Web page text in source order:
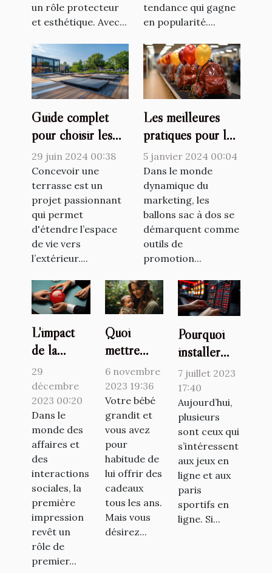
un rôle protecteur
et esthétique. Avec...
tendance qui gagne
en popularité....
Guide complet
pour choisir les
meilleurs supports
de terrasse selon
le type de sol
29 juin 2024 00:38
Concevoir une
terrasse est un
projet passionnant
qui permet
d'étendre l’espace
de vie vers
l’extérieur....
Les meilleures
pratiques pour le
stockage et la
maintenance des
ballons sac à dos
marketing
5 janvier 2024 00:04
Dans le monde
dynamique du
marketing, les
ballons sac à dos se
démarquent comme
outils de
promotion...
L'impact
de la
première
impression
dans
l'accueil
29
décembre
2023 00:20
Dans le
monde des
affaires et
des
interactions
sociales, la
première
impression
revêt un
rôle de
premier...
Quoi
mettre
dans une
liste de
naissance ?
6 novembre
2023 19:36
Votre bébé
grandit et
vous avez
pour
habitude de
lui offrir des
cadeaux
tous les ans.
Mais vous
désirez...
Pourquoi
installer
l’application
1xbet ?
7 juillet 2023
17:40
Aujourd’hui,
plusieurs
sont ceux qui
s’intéressent
aux jeux en
ligne et aux
paris
sportifs en
ligne. Si...